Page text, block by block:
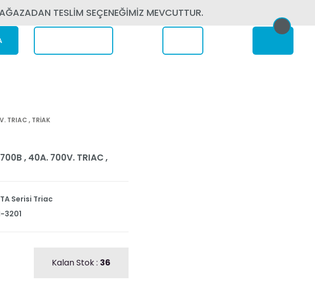
TESLİM SEÇENEĞİMİZ MEVCUTTUR.
TRIAC , TRİAK
, 40A. 700V. TRIAC ,
Serisi Triac
3201
Kalan Stok : 36